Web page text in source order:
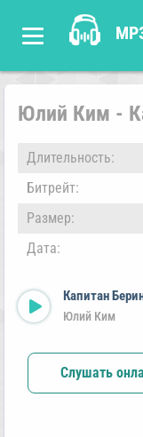
Юлий Ким -
Длительность:
Битрейт:
Размер:
Дата:
Капитан
Юлий Ким
Слушать